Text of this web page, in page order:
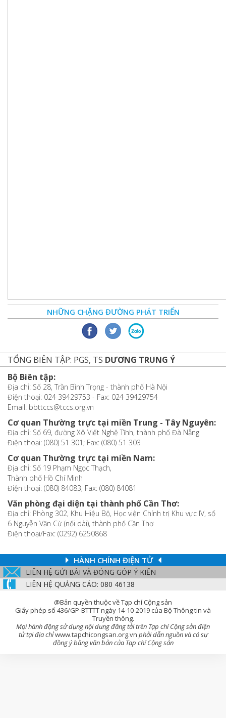
NHỮNG CHẶNG ĐƯỜNG PHÁT TRIỂN
TỔNG BIÊN TẬP: PGS, TS DƯƠNG TRUNG Ý
Bộ Biên tập:
Địa chỉ: Số 28, Trần Bình Trọng - thành phố Hà Nội
Điện thoại: 024 39429753 - Fax: 024 39429754
Email: bbttccs@tccs.org.vn
Cơ quan Thường trực tại miền Trung - Tây Nguyên:
Địa chỉ: Số 69, đường Xô Viết Nghệ Tĩnh, thành phố Đà Nẵng
Điện thoại: (080) 51 301; Fax: (080) 51 303
Cơ quan Thường trực tại miền Nam:
Địa chỉ: Số 19 Phạm Ngọc Thạch,
Thành phố Hồ Chí Minh
Điện thoại: (080) 84083; Fax: (080) 84081
Văn phòng đại diện tại thành phố Cần Thơ:
Địa chỉ: Phòng 302, Khu Hiệu Bộ, Học viện Chính trị Khu vực IV, số
6 Nguyễn Văn Cừ (nối dài), thành phố Cần Thơ
Điện thoại/Fax: (0292) 6250868
HÀNH CHÍNH ĐIỆN TỬ
LIÊN HỆ GỬI BÀI VÀ ĐÓNG GÓP Ý KIẾN
LIÊN HỆ QUẢNG CÁO: 080 46138
@Bản quyền thuộc về Tạp chí Cộng sản
Giấy phép số 436/GP-BTTTT ngày 14-10-2019 của Bộ Thông tin và
Truyền thông.
Mọi hành động sử dụng nội dung đăng tải trên Tạp chí Cộng sản điện
tử tại địa chỉwww.tapchicongsan.org.vn phải dẫn nguồn và có sự
đồng ý bằng văn bản của Tạp chí Cộng sản